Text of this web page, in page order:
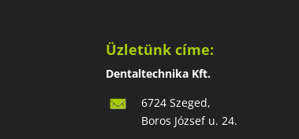
Üzletünk címe:
Dentaltechnika Kft.
6724 Szeged,
Boros József u. 24.